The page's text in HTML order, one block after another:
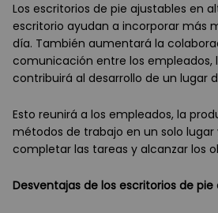
Los escritorios de pie ajustables en
escritorio ayudan a incorporar más
día. También aumentará la
comunicación entre los empleados,
contribuirá al desarrollo de un lugar
Esto reunirá a los empleados, la
métodos de trabajo en un solo lugar
completar las tareas y alcanzar los
Desventajas de los escritorios de pie